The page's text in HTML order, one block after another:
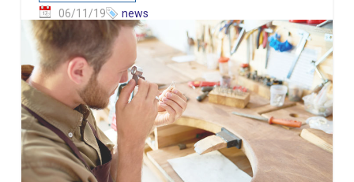
06/11/19 news